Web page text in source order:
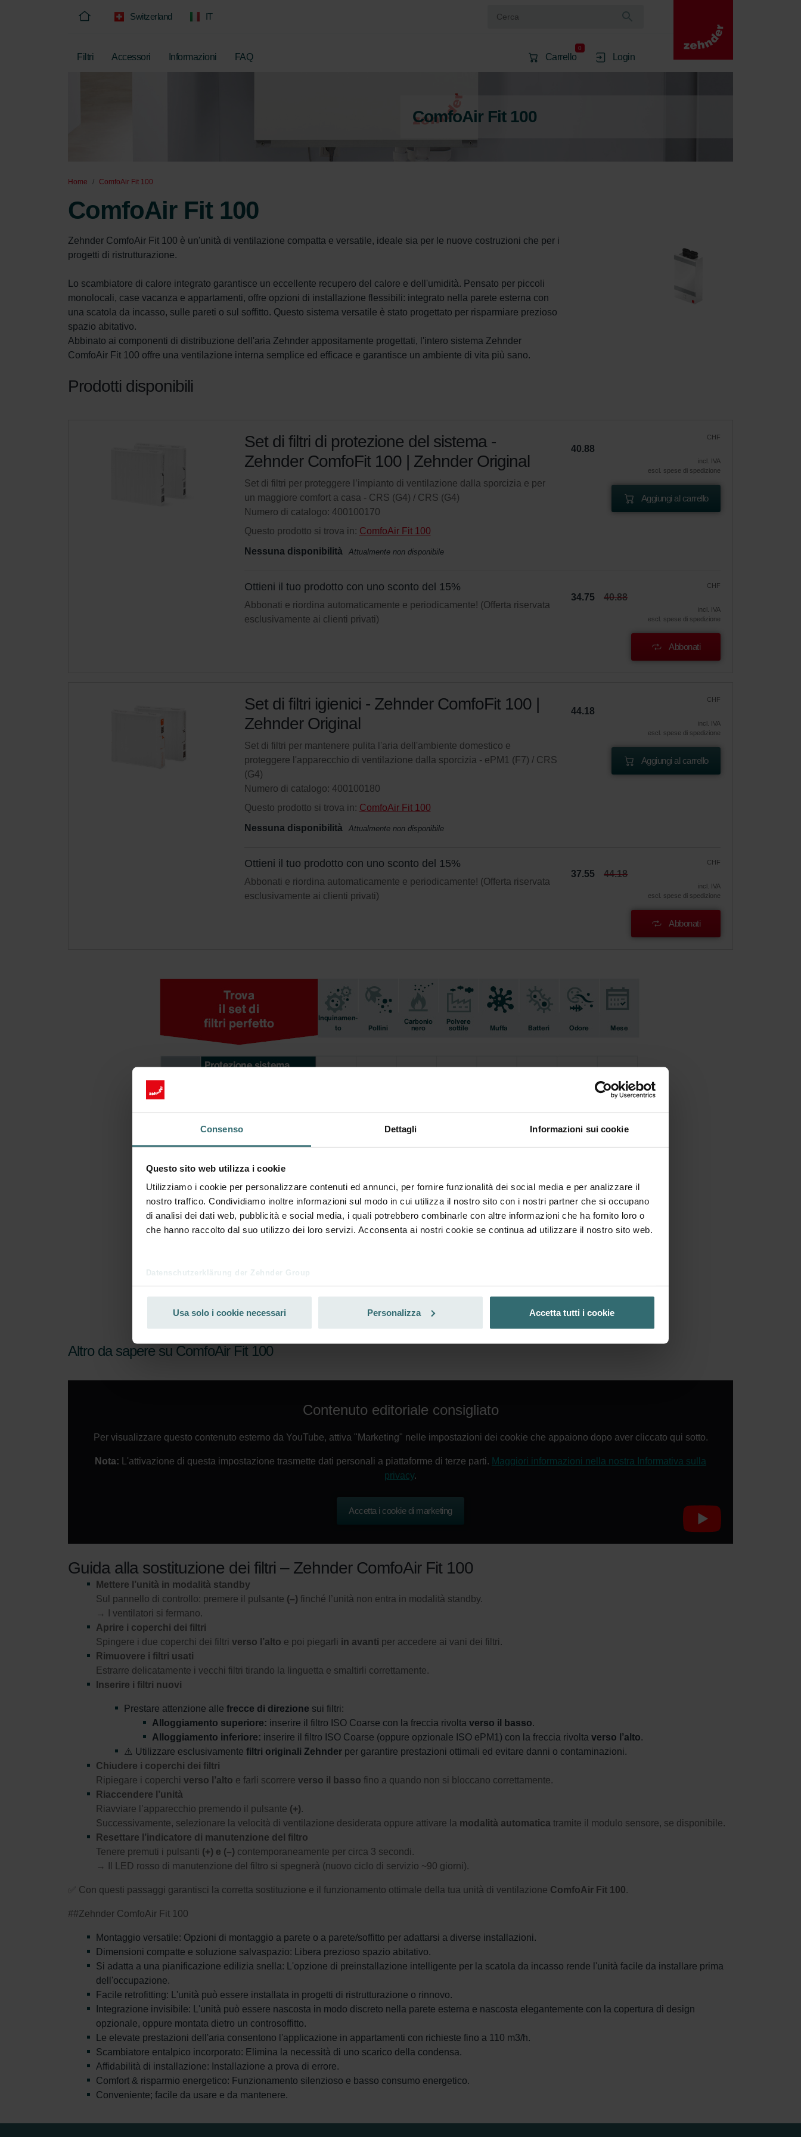
Consenso Dettagli Informazioni sui cookie
Questo sito web utilizza i cookie
Utilizziamo i cookie per personalizzare contenuti ed annunci, per fornire funzionalità dei social media e per analizzare il
nostro traffico. Condividiamo inoltre informazioni sul modo in cui utilizza il nostro sito con i nostri partner che si occupano
di analisi dei dati web, pubblicità e social media, i quali potrebbero combinarle con altre informazioni che ha fornito loro o
che hanno raccolto dal suo utilizzo dei loro servizi. Acconsenta ai nostri cookie se continua ad utilizzare il nostro sito web.
Datenschutzerklärung der Zehnder Group
Zehnder Group Czech Republic s.r.o.: Zásady ochrany osobních údajů
Zehnder Group France: Protection des données
Zehnder Group Ibérica SAU: Política de privacidad
Zehnder Group Italia S.r.l.: Privacy
Zehnder Group Schweiz AG: Datenschutz
Zehnder Group UK Limited: Privacy Policy
Usa solo i cookie necessari Personalizza Accetta tutti i cookie
Switzerland IT
Filtri Accessori Informazioni FAQ Carrello
0
Login
ComfoAir Fit 100
Home ComfoAir Fit 100
ComfoAir Fit 100
Zehnder ComfoAir Fit 100 è un'unità di ventilazione compatta e versatile, ideale sia per le nuove costruzioni che per i
progetti di ristrutturazione.
Lo scambiatore di calore integrato garantisce un eccellente recupero del calore e dell'umidità. Pensato per piccoli
monolocali, case vacanza e appartamenti, offre opzioni di installazione flessibili: integrato nella parete esterna con
una scatola da incasso, sulle pareti o sul soffitto. Questo sistema versatile è stato progettato per risparmiare prezioso
spazio abitativo.
Abbinato ai componenti di distribuzione dell'aria Zehnder appositamente progettati, l'intero sistema Zehnder
ComfoAir Fit 100 offre una ventilazione interna semplice ed efficace e garantisce un ambiente di vita più sano.
Prodotti disponibili
Set di filtri di protezione del sistema -
Zehnder ComfoFit 100 | Zehnder Original
Set di filtri per proteggere l’impianto di ventilazione dalla sporcizia e per
un maggiore comfort a casa - CRS (G4) / CRS (G4)
Numero di catalogo: 400100170
Questo prodotto si trova in: ComfoAir Fit 100
Nessuna disponibilità
Attualmente non disponibile
CHF
40.88
incl. IVA
escl. spese di spedizione
Aggiungi al carrello
Ottieni il tuo prodotto con uno sconto del 15%
Abbonati e riordina automaticamente e periodicamente! (Offerta riservata
esclusivamente ai clienti privati)
CHF
34.75 40.88
incl. IVA
escl. spese di spedizione
Abbonati
Set di filtri igienici - Zehnder ComfoFit 100 |
Zehnder Original
Set di filtri per mantenere pulita l'aria dell'ambiente domestico e
proteggere l'apparecchio di ventilazione dalla sporcizia - ePM1 (F7) / CRS
(G4)
Numero di catalogo: 400100180
Questo prodotto si trova in: ComfoAir Fit 100
Nessuna disponibilità
Attualmente non disponibile
CHF
44.18
incl. IVA
escl. spese di spedizione
Aggiungi al carrello
Ottieni il tuo prodotto con uno sconto del 15%
Abbonati e riordina automaticamente e periodicamente! (Offerta riservata
esclusivamente ai clienti privati)
CHF
37.55 44.18
incl. IVA
escl. spese di spedizione
Abbonati
Altro da sapere su ComfoAir Fit 100
Contenuto editoriale consigliato
Per visualizzare questo contenuto esterno da YouTube, attiva "Marketing" nelle impostazioni dei cookie che appaiono dopo aver cliccato qui sotto.
Nota: L'attivazione di questa impostazione trasmette dati personali a piattaforme di terze parti. Maggiori informazioni nella nostra Informativa sulla
privacy.
Accetta i cookie di marketing
Guida alla sostituzione dei filtri – Zehnder ComfoAir Fit 100
Mettere l’unità in modalità standby
Sul pannello di controllo: premere il pulsante (–) finché l’unità non entra in modalità standby.
→ I ventilatori si fermano.
Aprire i coperchi dei filtri
Spingere i due coperchi dei filtri verso l’alto e poi piegarli in avanti per accedere ai vani dei filtri.
Rimuovere i filtri usati
Estrarre delicatamente i vecchi filtri tirando la linguetta e smaltirli correttamente.
Inserire i filtri nuovi
Prestare attenzione alle frecce di direzione sui filtri:
Alloggiamento superiore: inserire il filtro ISO Coarse con la freccia rivolta verso il basso.
Alloggiamento inferiore: inserire il filtro ISO Coarse (oppure opzionale ISO ePM1) con la freccia rivolta verso l’alto.
⚠️ Utilizzare esclusivamente filtri originali Zehnder per garantire prestazioni ottimali ed evitare danni o contaminazioni.
Chiudere i coperchi dei filtri
Ripiegare i coperchi verso l’alto e farli scorrere verso il basso fino a quando non si bloccano correttamente.
Riaccendere l’unità
Riavviare l’apparecchio premendo il pulsante (+).
Successivamente, selezionare la velocità di ventilazione desiderata oppure attivare la modalità automatica tramite il modulo sensore, se disponibile.
Resettare l’indicatore di manutenzione del filtro
Tenere premuti i pulsanti (+) e (–) contemporaneamente per circa 3 secondi.
→ Il LED rosso di manutenzione del filtro si spegnerà (nuovo ciclo di servizio ~90 giorni).
✅ Con questi passaggi garantisci la corretta sostituzione e il funzionamento ottimale della tua unità di ventilazione ComfoAir Fit 100.
##Zehnder ComfoAir Fit 100
Montaggio versatile: Opzioni di montaggio a parete o a parete/soffitto per adattarsi a diverse installazioni.
Dimensioni compatte e soluzione salvaspazio: Libera prezioso spazio abitativo.
Si adatta a una pianificazione edilizia snella: L'opzione di preinstallazione intelligente per la scatola da incasso rende l'unità facile da installare prima
dell'occupazione.
Facile retrofitting: L'unità può essere installata in progetti di ristrutturazione o rinnovo.
Integrazione invisibile: L'unità può essere nascosta in modo discreto nella parete esterna e nascosta elegantemente con la copertura di design
opzionale, oppure montata dietro un controsoffitto.
Le elevate prestazioni dell'aria consentono l'applicazione in appartamenti con richieste fino a 110 m3/h.
Scambiatore entalpico incorporato: Elimina la necessità di uno scarico della condensa.
Affidabilità di installazione: Installazione a prova di errore.
Comfort & risparmio energetico: Funzionamento silenzioso e basso consumo energetico.
Conveniente; facile da usare e da mantenere.